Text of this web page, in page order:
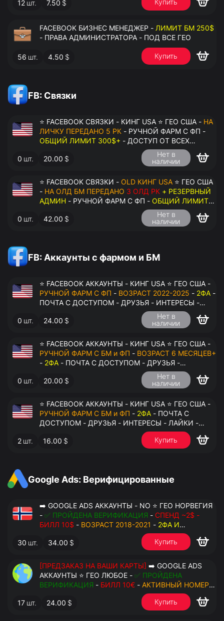
12 шт. 7.50 $ Купить
FACEBOOK БИЗНЕС МЕНЕДЖЕР - ЛИМИТ БМ 250$
- ПРАВА АДМИНИСТРАТОРА - ПОД ВСЕ ГЕО
56 шт. 4.50 $ Купить
FB: Связки
⭐ FACEBOOK СВЯЗКИ - КИНГ USA ⭐ ГЕО США - НА
ЛИЧКУ ПЕРЕДАНО 5 РК - РУЧНОЙ ФАРМ С ФП -
ОБЩИЙ ЛИМИТ 300$+ - ДОСТУП ОТ ВСЕХ
АККАУНТОВ - ПЕРЕДАЧА В АНТИДЕТЕКТ
0 шт. 20.00 $
Нет в
наличии
⭐ FACEBOOK СВЯЗКИ - OLD КИНГ USA ⭐ ГЕО США
- НА ОЛД БМ ПЕРЕДАНО 3 ОЛД РК + РЕЗЕРВНЫЙ
АДМИН - РУЧНОЙ ФАРМ С ФП - ОБЩИЙ ЛИМИТ
- ДОСТУП ОТ ВСЕХ АККАУНТОВ -
ПЕРЕДАЧА В АНТИДЕТЕКТ
0 шт. 42.00 $
Нет в
наличии
FB: Аккаунты с фармом и БМ
⭐ FACEBOOK АККАУНТЫ - КИНГ USA ⭐ ГЕО США -
РУЧНОЙ ФАРМ С ФП - ВОЗРАСТ 2022-2025 - 2ФА -
ПОЧТА С ДОСТУПОМ - ДРУЗЬЯ - ИНТЕРЕСЫ -
ЛАЙКИ - КОММЕНТАРИИ - ПЕРЕДАЧА В
АНТИДЕТЕКТ
0 шт. 24.00 $
Нет в
наличии
⭐ FACEBOOK АККАУНТЫ - КИНГ USA ⭐ ГЕО США -
РУЧНОЙ ФАРМ С БМ и ФП - ВОЗРАСТ 6 МЕСЯЦЕВ+
- 2ФА - ПОЧТА С ДОСТУПОМ - ДРУЗЬЯ -
ИНТЕРЕСЫ - ЛАЙКИ - КОММЕНТАРИИ - ПЕРЕДАЧА
В АНТИДЕТЕКТ
0 шт. 20.00 $
Нет в
наличии
⭐ FACEBOOK АККАУНТЫ - КИНГ USA ⭐ ГЕО США -
РУЧНОЙ ФАРМ С БМ и ФП - 2ФА - ПОЧТА С
ДОСТУПОМ - ДРУЗЬЯ - ИНТЕРЕСЫ - ЛАЙКИ -
КОММЕНТАРИИ - ПЕРЕДАЧА В АНТИДЕТЕКТ
2 шт. 16.00 $ Купить
Google Ads: Верифицированные
➡️ GOOGLE ADS АККАУНТЫ - NO ⭐ ГЕО НОРВЕГИЯ
- ✅ ПРОЙДЕНА ВЕРИФИКАЦИЯ - СПЕНД ~2$ -
БИЛЛ 10$ - ВОЗРАСТ 2018-2021 - 2ФА И
- РУЧНОЙ ФАРМ - РЕЗЕРВНАЯ
ПОЧТА С ДОСТУПОМ - ПЕРЕДАЧА В OCTO
30 шт. 34.00 $ Купить
[ПРЕДЗАКАЗ НА ВАШИ КАРТЫ] ➡️ GOOGLE ADS
АККАУНТЫ ⭐ ГЕО ЛЮБОЕ - ✅ ПРОЙДЕНА
ВЕРИФИКАЦИЯ - БИЛЛ 10€ - АКТИВНЫЙ НОМЕР
2ФА И РЕЗЕРВНЫЕ КОДЫ
- РУЧНОЙ ФАРМ - РЕЗЕРВНАЯ ПОЧТА С
ДОСТУПОМ - ПЕРЕДАЧА В АНТИДЕТЕКТ
17 шт. 24.00 $ Купить